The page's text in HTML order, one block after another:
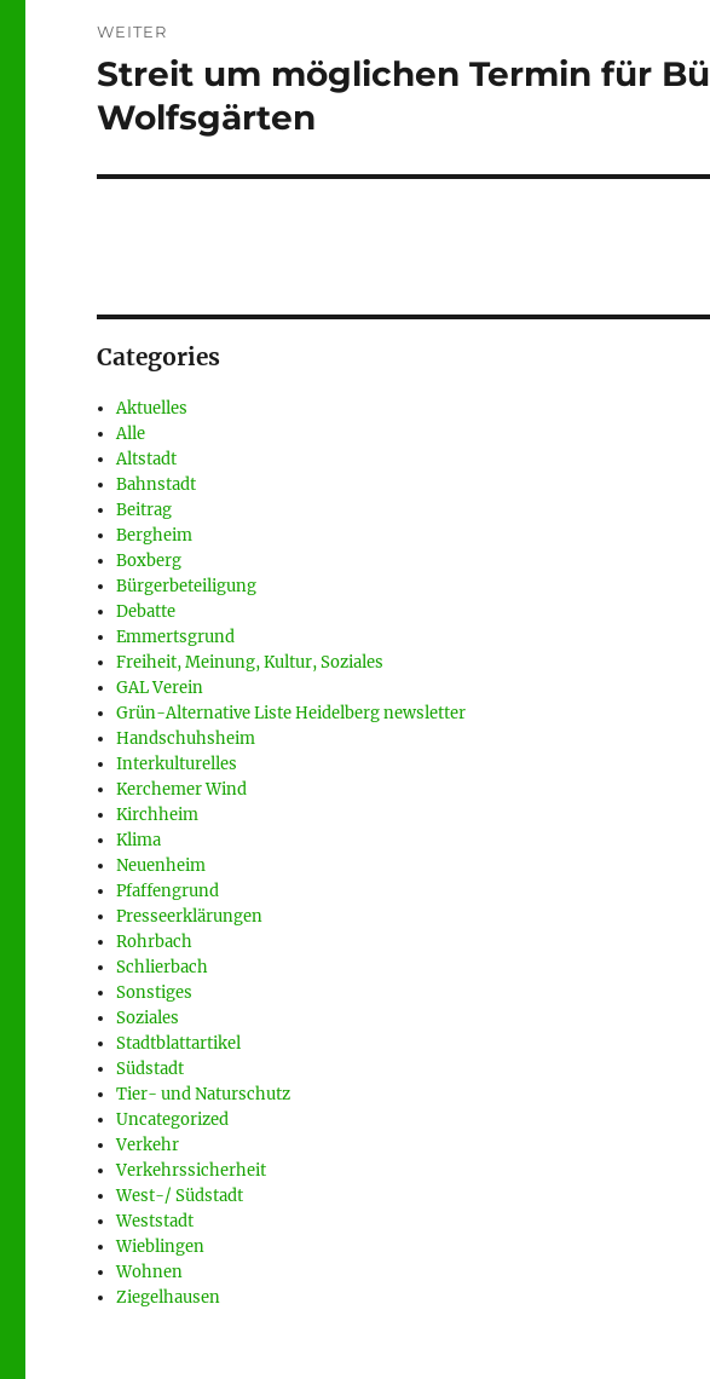
WEITER
Nächster
Beitrag:
Streit um möglichen Termin für
Wolfsgärten
Categories
Aktuelles
Alle
Altstadt
Bahnstadt
Beitrag
Bergheim
Boxberg
Bürgerbeteiligung
Debatte
Emmertsgrund
Freiheit, Meinung, Kultur, Soziales
GAL Verein
Grün-Alternative Liste Heidelberg newsletter
Handschuhsheim
Interkulturelles
Kerchemer Wind
Kirchheim
Klima
Neuenheim
Pfaffengrund
Presseerklärungen
Rohrbach
Schlierbach
Sonstiges
Soziales
Stadtblattartikel
Südstadt
Tier- und Naturschutz
Uncategorized
Verkehr
Verkehrssicherheit
West-/ Südstadt
Weststadt
Wieblingen
Wohnen
Ziegelhausen